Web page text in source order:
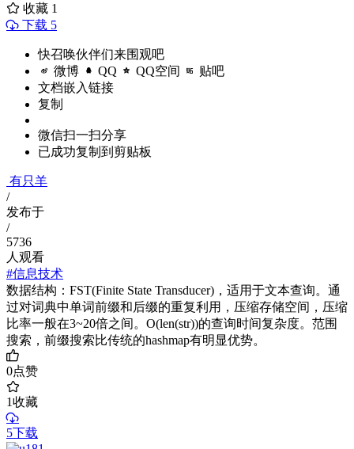
收藏 1
下载 5
快召唤伙伴们来围观吧
微博 QQ QQ空间 贴吧
文档嵌入链接
复制
微信扫一扫分享
已成功复制到剪贴板
有只羊
/
发布于
/
5736
人观看
#信息技术
数据结构：FST(Finite State Transducer)，适用于文本查询。通
过对词典中单词前缀和后缀的重复利用，压缩存储空间，压缩
比率一般在3~20倍之间。O(len(str))的查询时间复杂度。范围
搜索，前缀搜索比传统的hashmap有明显优势。
0点赞
1收藏
5下载